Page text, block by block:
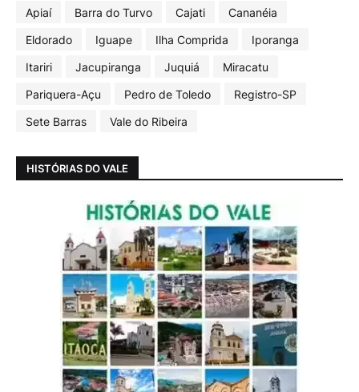
Apiaí Barra do Turvo Cajati
Cananéia
Eldorado
Iguape Ilha Comprida
Iporanga
Itariri
Jacupiranga Juquiá
Miracatu
Pariquera-Açu
Pedro de Toledo
Registro-SP
Sete Barras
Vale do Ribeira
HISTÓRIAS DO VALE